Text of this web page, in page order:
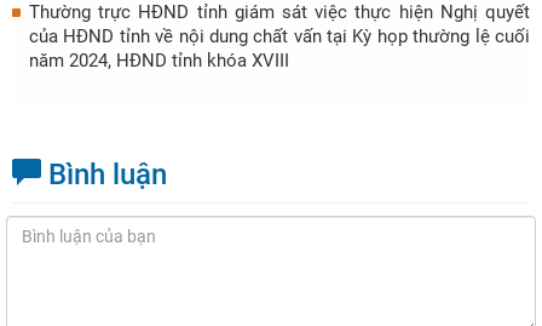
Thường trực HĐND tỉnh giám sát việc thực hiện Nghị quyết
của HĐND tỉnh về nội dung chất vấn tại Kỳ họp thường lệ cuối
năm 2024, HĐND tỉnh khóa XVIII
Bình luận